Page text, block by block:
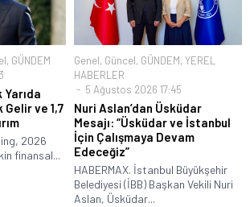
, GÜNDEM
Yarıda
Gelir ve 1,7
2026
finansal...
Genel, Güncel, GÜNDEM, YEREL
HABERLER
5 Ağustos 2026 17:45
Nuri Aslan’dan Üsküdar
Mesajı: “Üsküdar ve İstanbul
İçin Çalışmaya Devam
Edeceğiz”
HABERMAX. İstanbul Büyükşehir
Belediyesi (İBB) Başkan Vekili Nuri
Aslan, Üsküdar...